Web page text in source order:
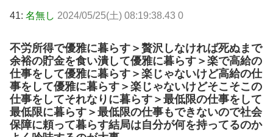
41: 名無し 2024/05/25(土) 08:19:38.43 0
不労所得で優雅に暮らす＞贅沢しなければ死ぬまで
余裕の貯金を食い潰して優雅に暮らす＞楽で高給の
仕事をして優雅に暮らす＞楽じゃないけど高給の仕
事をして優雅に暮らす＞楽じゃないけどそこそこの
仕事をしてそれなりに暮らす＞最低限の仕事をして
最低限に暮らす＞最低限の仕事もできないので社会
保障に頼って暮らす結局は自分が何を持ってるのか